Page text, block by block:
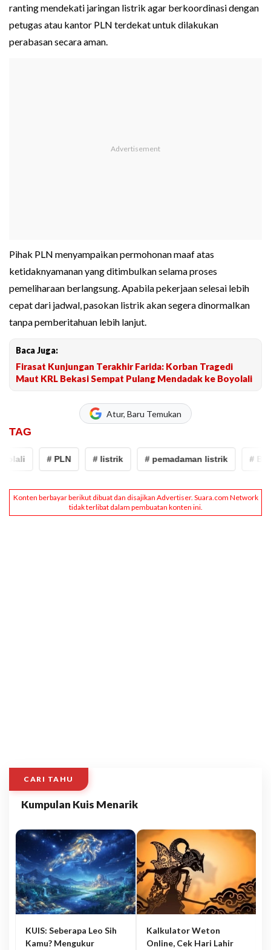
ranting mendekati jaringan listrik agar berkoordinasi dengan
petugas atau kantor PLN terdekat untuk dilakukan
perabasan secara aman.
Pihak PLN menyampaikan permohonan maaf atas
ketidaknyamanan yang ditimbulkan selama proses
pemeliharaan berlangsung. Apabila pekerjaan selesai lebih
cepat dari jadwal, pasokan listrik akan segera dinormalkan
tanpa pemberitahuan lebih lanjut.
Baca Juga:
Firasat Kunjungan Terakhir Farida: Korban Tragedi
Maut KRL Bekasi Sempat Pulang Mendadak ke Boyolali
Atur, Baru Temukan
TAG
# PLN # listrik # pemadaman listrik #
CARI TAHU
Kumpulan Kuis Menarik
KUIS: Seberapa Leo Sih
Kamu? Mengukur
Kalkulator Weton
Online, Cek Hari Lahir